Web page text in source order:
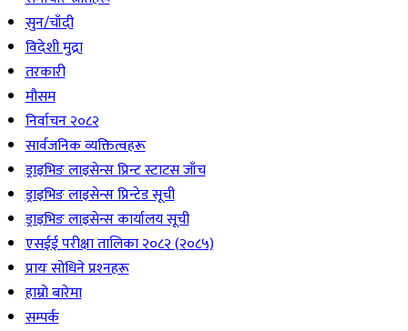
सुन/चाँदी
विदेशी मुद्रा
तरकारी
मौसम
निर्वाचन २०८२
सार्वजनिक व्यक्तित्वहरू
ड्राइभिङ लाइसेन्स प्रिन्ट स्टाटस जाँच
ड्राइभिङ लाइसेन्स प्रिन्टेड सूची
ड्राइभिङ लाइसेन्स कार्यालय सूची
एसईई परीक्षा तालिका २०८२ (२०८५)
प्रायः सोधिने प्रश्‍नहरू
हाम्रो बारेमा
सम्पर्क